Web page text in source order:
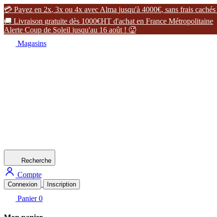
 Payez en 2x, 3x ou 4x avec Alma jusqu'à 4000€, sans frais cachés
 Livraison gratuite dès 1000€HT d'achat en France Métropolitaine
Alerte Coup de Soleil jusqu'au 16 août ! 
Magasins
Recherche
Compte
Connexion Inscription
Panier 0